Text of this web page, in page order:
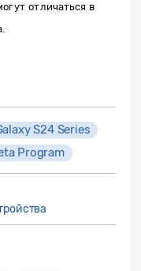
отличаться в
S24 Series
Program